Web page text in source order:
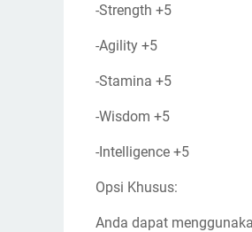
-Strength +5
-Agility +5
-Stamina +5
-Wisdom +5
-Intelligence +5
Opsi Khusus:
Anda dapat